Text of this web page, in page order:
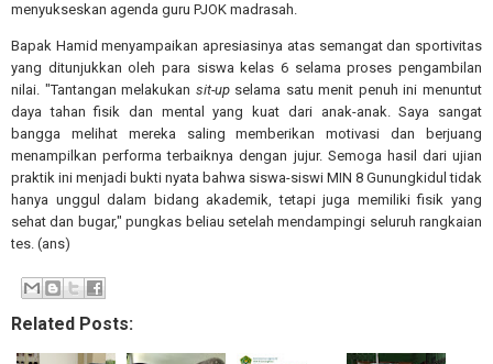
menyukseskan agenda guru PJOK madrasah.
Bapak Hamid menyampaikan apresiasinya atas semangat dan sportivitas
yang ditunjukkan oleh para siswa kelas 6 selama proses pengambilan
nilai. "Tantangan melakukan sit-upselama satu menit penuh ini menuntut
daya tahan fisik dan mental yang kuat dari anak-anak. Saya sangat
bangga melihat mereka saling memberikan motivasi dan berjuang
menampilkan performa terbaiknya dengan jujur. Semoga hasil dari ujian
praktik ini menjadi bukti nyata bahwa siswa-siswi MIN 8 Gunungkidul tidak
hanya unggul dalam bidang akademik, tetapi juga memiliki fisik yang
sehat dan bugar," pungkas beliau setelah mendampingi seluruh rangkaian
tes. (ans)
Related Posts: